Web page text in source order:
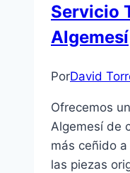
Servicio
Algemesí
PorDavid
Ofrecemos
Algemesí de
más ceñido
las piezas